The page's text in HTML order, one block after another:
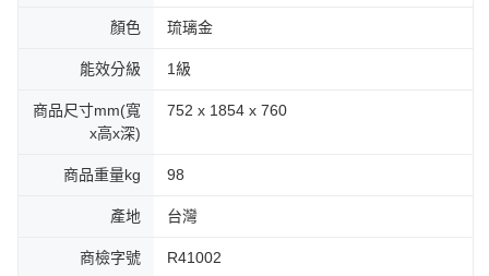
顏色 琉璃金
能效分級 1級
商品尺寸mm(寬
x高x深)
752 x 1854 x 760
商品重量kg 98
產地 台灣
商檢字號 R41002